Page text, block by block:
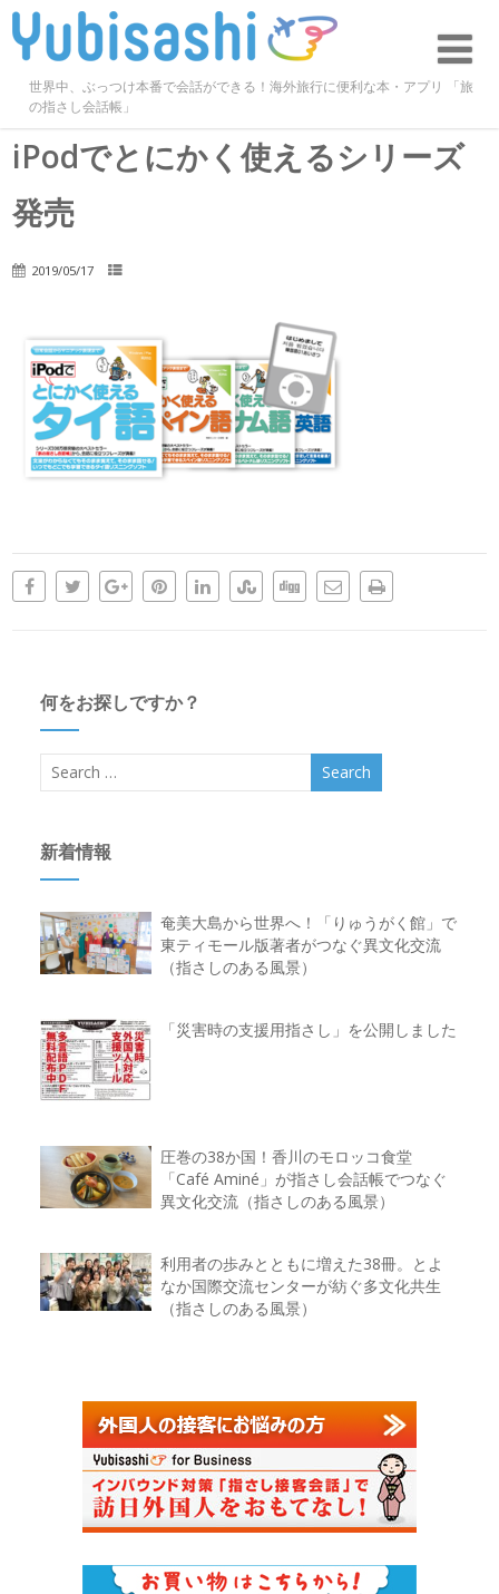
世界中、ぶっつけ本番で会話ができる！海外旅行に便利な本・アプリ 「旅
の指さし会話帳」
iPodでとにかく使えるシリーズ
発売
2019/05/17
何をお探しですか？
新着情報
奄美大島から世界へ！「りゅうがく館」で
東ティモール版著者がつなぐ異文化交流
（指さしのある風景）
「災害時の支援用指さし」を公開しました
圧巻の38か国！香川のモロッコ食堂
「Café Aminé」が指さし会話帳でつなぐ
異文化交流（指さしのある風景）
利用者の歩みとともに増えた38冊。とよ
なか国際交流センターが紡ぐ多文化共生
（指さしのある風景）